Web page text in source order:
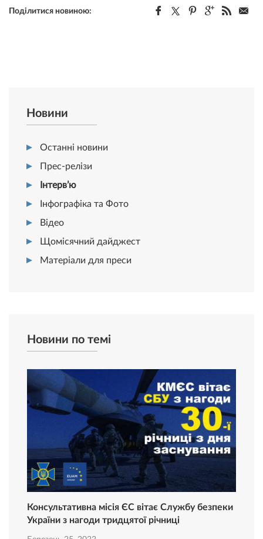
Поділитися новиною:
Новини
Останні новини
Прес-релізи
Інтерв’ю
Інфографіка та Фото
Відео
Щомісячний дайджест
Матеріали для преси
Новини по темі
Консультативна місія ЄС вітає Службу безпеки
України з нагоди тридцятої річниці